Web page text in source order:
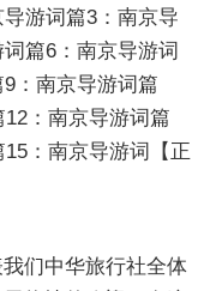
导游词篇3：南京导
篇6：南京导游词
：南京导游词篇
：南京导游词篇
：南京导游词【正
们中华旅行社全体